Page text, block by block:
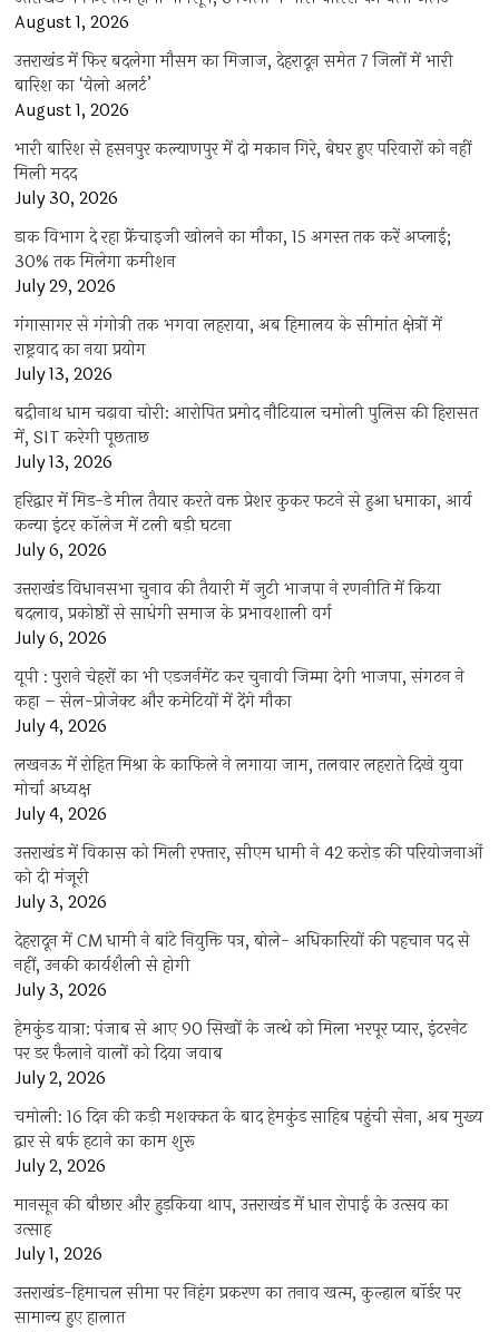
August 1, 2026
उत्तराखंड में फिर बदलेगा मौसम का मिजाज, देहरादून समेत 7 जिलों में भारी
बारिश का ‘येलो अलर्ट’
August 1, 2026
भारी बारिश से हसनपुर कल्याणपुर में दो मकान गिरे, बेघर हुए परिवारों को नहीं
मिली मदद
July 30, 2026
डाक विभाग दे रहा फ्रेंचाइजी खोलने का मौका, 15 अगस्त तक करें अप्लाई;
30% तक मिलेगा कमीशन
July 29, 2026
गंगासागर से गंगोत्री तक भगवा लहराया, अब हिमालय के सीमांत क्षेत्रों में
राष्ट्रवाद का नया प्रयोग
July 13, 2026
बद्रीनाथ धाम चढ़ावा चोरी: आरोपित प्रमोद नौटियाल चमोली पुलिस की हिरासत
में, SIT करेगी पूछताछ
July 13, 2026
हरिद्वार में मिड-डे मील तैयार करते वक्त प्रेशर कुकर फटने से हुआ धमाका, आर्य
कन्या इंटर कॉलेज में टली बड़ी घटना
July 6, 2026
उत्तराखंंड विधानसभा चुनाव की तैयारी में जुटी भाजपा ने रणनीति में किया
बदलाव, प्रकोष्ठों से साधेगी समाज के प्रभावशाली वर्ग
July 6, 2026
यूपी : पुराने चेहरों का भी एडजर्नमेंट कर चुनावी जिम्मा देगी भाजपा, संगठन ने
कहा – सेल-प्रोजेक्ट और कमेटियों में देंगे मौका
July 4, 2026
लखनऊ में रोहित मिश्रा के काफिले ने लगाया जाम, तलवार लहराते दिखे युवा
मोर्चा अध्यक्ष
July 4, 2026
उत्तराखंड में विकास को मिली रफ्तार, सीएम धामी ने 42 करोड़ की परियोजनाओं
को दी मंजूरी
July 3, 2026
देहरादून में CM धामी ने बांटे नियुक्ति पत्र, बोले- अधिकारियों की पहचान पद से
नहीं, उनकी कार्यशैली से होगी
July 3, 2026
हेमकुंड यात्रा: पंजाब से आए 90 सिखों के जत्थे को मिला भरपूर प्यार, इंटरनेट
पर डर फैलाने वालों को दिया जवाब
July 2, 2026
चमोली: 16 दिन की कड़ी मशक्कत के बाद हेमकुंड साहिब पहुंची सेना, अब मुख्य
द्वार से बर्फ हटाने का काम शुरू
July 2, 2026
मानसून की बौछार और हुड़किया थाप, उत्तराखंड में धान रोपाई के उत्सव का
उत्साह
July 1, 2026
उत्तराखंड-हिमाचल सीमा पर निहंग प्रकरण का तनाव खत्म, कुल्हाल बॉर्डर पर
सामान्य हुए हालात